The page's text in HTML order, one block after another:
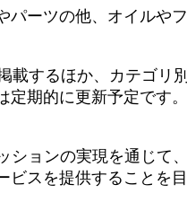
パーツの他、オイルやフ
載するほか、カテゴリ別
期的に更新予定です。
ョンの実現を通じて、
ビスを提供することを目